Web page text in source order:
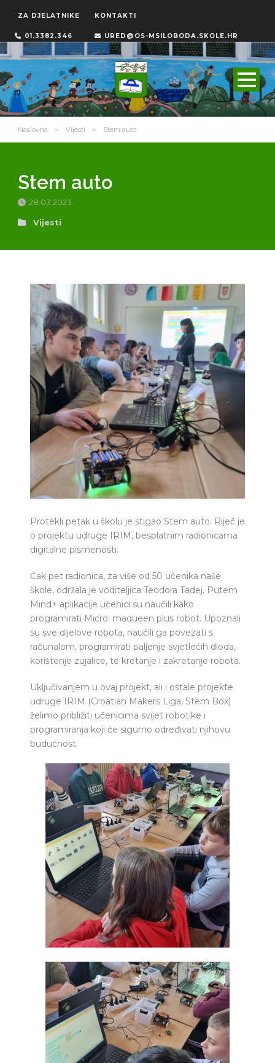
ZA DJELATNIKE KONTAKTI
01.3382.346 URED@OS-MSILOBODA.SKOLE.HR
Naslovna > Vijesti > Stem auto
Stem auto
28.03.2023.
Vijesti
Protekli petak u školu je stigao Stem auto. Riječ je
o projektu udruge IRIM, besplatnim radionicama
digitalne pismenosti.
Čak pet radionica, za više od 50 učenika naše
škole, održala je voditeljica Teodora Tadej. Putem
Mind+ aplikacije učenici su naučili kako
programirati Micro: maqueen plus robot. Upoznali
su sve dijelove robota, naučili ga povezati s
računalom, programirati paljenje svjetlećih dioda,
korištenje zujalice, te kretanje i zakretanje robota.
Uključivanjem u ovaj projekt, ali i ostale projekte
udruge IRIM (Croatian Makers Liga, Stem Box)
želimo približiti učenicima svijet robotike i
programiranja koji će sigurno određivati njihovu
budućnost.